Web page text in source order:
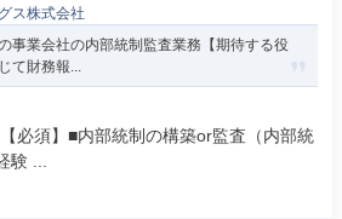
ス株式会社
事業会社の内部統制監査業務【期待する役
て財務報...
必須】■内部統制の構築or監査（内部統
...